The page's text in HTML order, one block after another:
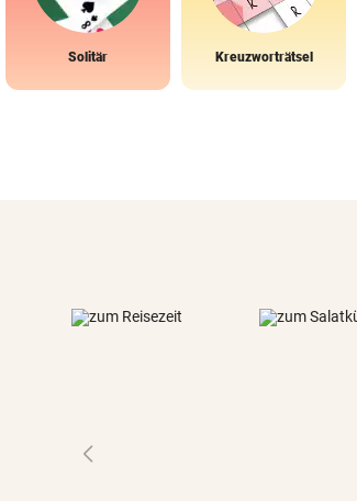
Solitär Kreuzworträtsel